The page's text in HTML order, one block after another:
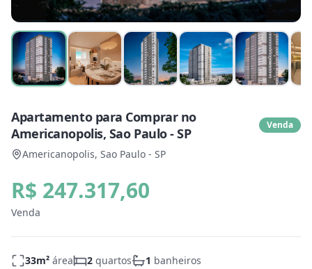
Apartamento para Comprar no
Americanopolis, Sao Paulo - SP
Venda
Americanopolis, Sao Paulo - SP
R$ 247.317,60
Venda
33m² área 2 quartos 1 banheiros